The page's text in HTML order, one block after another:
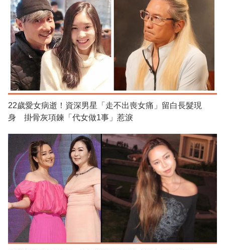
22歲愛女病逝！資深男星「走不出喪女痛」留白長髮現
身 掛骨灰項鍊「代女做1事」惹淚